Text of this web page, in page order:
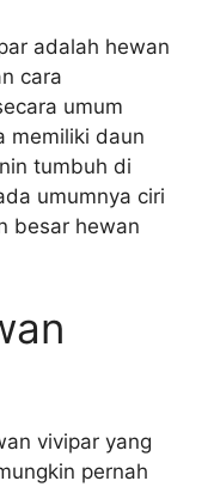
adalah hewan
cara
umum
memiliki daun
tumbuh di
umumnya ciri
besar hewan
vivipar yang
pernah